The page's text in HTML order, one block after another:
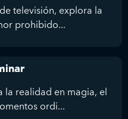
televisión, explora la
prohibido...
la realidad en magia, el
ordi...